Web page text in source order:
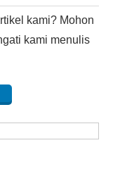
kami? Mohon
kami menulis